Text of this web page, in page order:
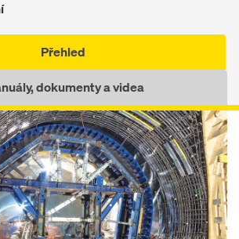
Přehled
dokumenty a videa